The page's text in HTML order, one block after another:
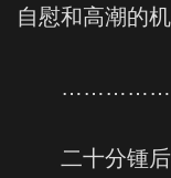
自慰和高潮的
二十分锺后